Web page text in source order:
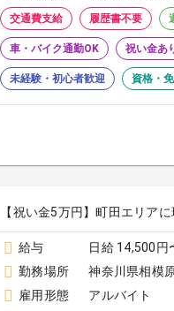
交通費支給 履歴書不要
車・バイク通勤OK 祝い金あ
未経験・初心者歓迎 資格・
【祝い金5万円】町田エリ
給与
日給 14,500円
勤務場所
神奈川県相模
雇用形態
アルバイト